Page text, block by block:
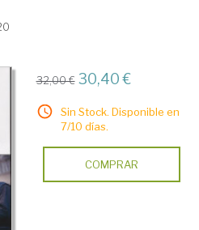
32,00 € 30,40 €
Sin Stock. Disponible en
7/10 días.
COMPRAR